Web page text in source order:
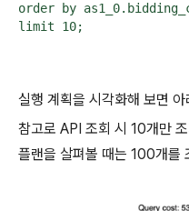
order by
limit 10;
실행 계획을 시각화해 보면 아
참고로 API 조회 시 10개만
플랜을 살펴볼 때는 100개를